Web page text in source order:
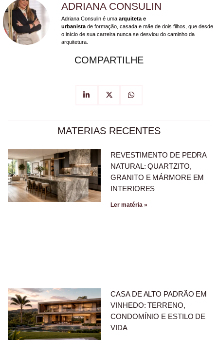
ADRIANA CONSULIN
Adriana Consulin é uma arquiteta e
urbanista de formação, casada e mãe de dois filhos, que desde
o início de sua carreira nunca se desviou do caminho da
arquitetura.
COMPARTILHE
MATERIAS RECENTES
REVESTIMENTO DE PEDRA
NATURAL: QUARTZITO,
GRANITO E MÁRMORE EM
INTERIORES
Ler matéria »
CASA DE ALTO PADRÃO EM
VINHEDO: TERRENO,
CONDOMÍNIO E ESTILO DE
VIDA